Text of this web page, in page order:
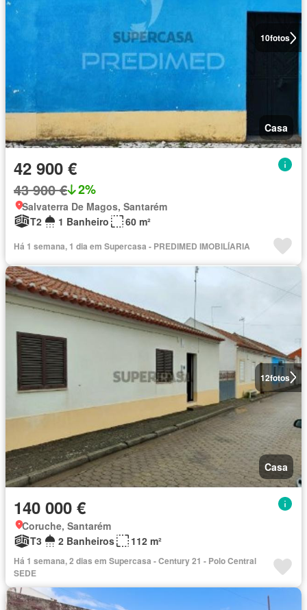
10fotos
Casa
42 900 €
43 900 € 2%
Salvaterra De Magos, Santarém
T2
1 Banheiro 60 m²
Há 1 semana, 1 dia em Supercasa - PREDIMED IMOBILÍARIA
12fotos
Casa
140 000 €
Coruche, Santarém
T3
2 Banheiros 112 m²
Há 1 semana, 2 dias em Supercasa - Century 21 - Polo Central
SEDE